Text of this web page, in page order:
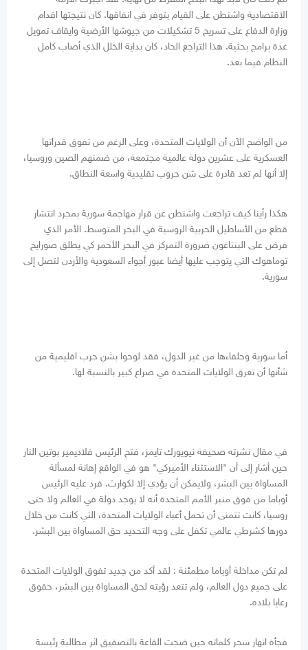
الاقتصادية واشنطن على القيام بتوفر في انفاقها. كان نتيجتها اقدام
وزارة الدفاع على تسريح 5 تشكيلات من جيوشها الأرضية وايقاف تمويل
عدة برامج بحثية. هذا التراجع الحاد، كان بداية الخلل الذي أصاب كامل
النظام فيما بعد.
من الواضح الآن أن الولايات المتحدة، وعلى الرغم من تفوق قدراتها
العسكرية على عشرين دولة عالمية مجتمعة، من ضمنهم الصين وروسيا،
إلا أنها لم تعد قادرة على شن حروب تقليدية واسعة النطاق.
هكذا رأينا كيف تراجعت واشنطن عن قرار مهاجمة سورية بمجرد انتشار
قطع من الأساطيل الحربية الروسية في البحر المتوسط. الأمر الذي
فرض على البنتاغون ضرورة التمركز في البحر الأحمر كي يطلق صورايخ
توماهوك التي يتوجب عليها أيضا عبور أجواء السعودية والأردن لتصل إلى
سورية.
أما سورية وحلفاءها من غير الدول، فقد لوحوا بشن حرب اقليمية من
شأنها أن تغرق الولايات المتحدة في صراع كبير بالنسبة لها.
في مقال نشرته صحيفة نيويورك تايمز، فتح الرئيس فلاديمير بوتين النار
حين أشار إلى أن "الاستثناء الأميركي" هو في الواقع إهانة لمسألة
المساواة بين البشر، ولايمكن أن يؤدي إلا لكوارث. فرد عليه الرئيس
أوباما من فوق منبر الأمم المتحدة أنه لا يوجد دولة في العالم ولا حتى
روسيا، كانت تتمنى أن تحمل أعباء الولايات المتحدة، التي كانت من خلال
دورها كشرطي عالمي تكفل على وجه التحديد حق المساواة بين البشر.
لم تكن مداخلة أوباما مطمئنة : لقد أكد من جديد تفوق الولايات المتحدة
على جميع دول العالم، ولم تتعد رؤيته لحق المساواة بين البشر، حقوق
رعايا بلاده.
فجأة انهار سحر كلماته حين ضجت القاعة بالتصفيق اثر مطالبة رئيسة